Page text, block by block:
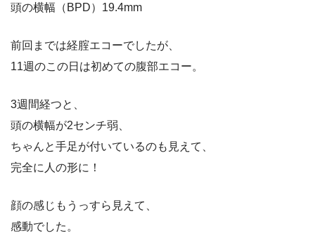
頭の横幅（BPD）19.4mm
前回までは経腟エコーでしたが、
11週のこの日は初めての腹部エコー。
3週間経つと、
頭の横幅が2センチ弱、
ちゃんと手足が付いているのも見えて、
完全に人の形に！
顔の感じもうっすら見えて、
感動でした。